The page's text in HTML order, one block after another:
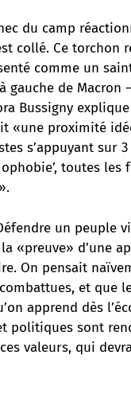
du camp
collé. Ce torchon
comme un
gauche de
Bussigny
«une proximité
s’appuyant sur
toutes
un peuple
«preuve» d’une
On pensait
et que
apprend dès
politiques sont
valeurs, qui